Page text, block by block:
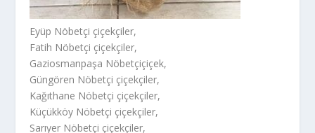
Eyüp Nöbetçi çiçekçiler,
Fatih Nöbetçi çiçekçiler,
Gaziosmanpaşa Nöbetçiçiçek,
Güngören Nöbetçi çiçekçiler,
Kağıthane Nöbetçi çiçekçiler,
Küçükköy Nöbetçi çiçekçiler,
Sarıyer Nöbetçi çiçekçiler,